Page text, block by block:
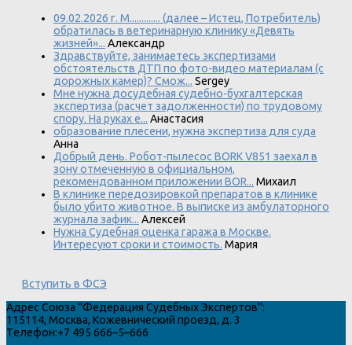
09.02.2026 г. М............. (далее – Истец, Потребитель)
обратилась в ветеринарную клинику «Девять
жизней»... Александр
Здравствуйте, занимаетесь экспертизами
обстоятельств ДТП по фото-видео материалам (с
дорожных камер)? Смож... Sergey
Мне нужна досудебная судебно-бухгалтерская
экспертиза (расчет задолженности) по трудовому
спору. На руках е... Анастасия
образование плесени, нужна экспертиза для суда
Анна
Добрый день. Робот-пылесос BORK V851 заехал в
зону отмеченную в официальном,
рекомендованном приложении BOR... Михаил
В клинике передозировкой препаратов в клинике
было убито животное. В выписке из амбулаторного
журнала зафик... Алексей
Нужна Судебная оценка гаража в Москве.
Интересуют сроки и стоимость. Мария
Вступить в ФСЭ
Адрес Союза "Федерация Судебных Экспертов":
115114, Москва, Кожевнический проезд, д. 3
Телефон:+7 495 666–5–666